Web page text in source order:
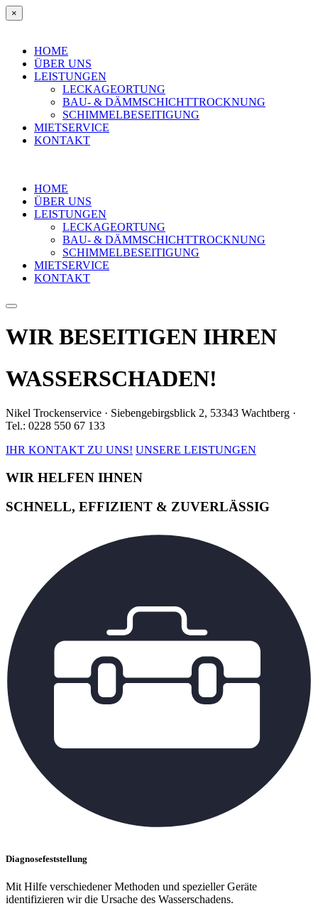
×
HOME
ÜBER UNS
LEISTUNGEN
LECKAGEORTUNG
BAU- & DÄMMSCHICHTTROCKNUNG
SCHIMMELBESEITIGUNG
MIETSERVICE
KONTAKT
HOME
ÜBER UNS
LEISTUNGEN
LECKAGEORTUNG
BAU- & DÄMMSCHICHTTROCKNUNG
SCHIMMELBESEITIGUNG
MIETSERVICE
KONTAKT
WIR BESEITIGEN IHREN
WASSERSCHADEN!
Nikel Trockenservice · Siebengebirgsblick 2, 53343 Wachtberg ·
Tel.: 0228 550 67 133
IHR KONTAKT ZU UNS! UNSERE LEISTUNGEN
WIR HELFEN IHNEN
SCHNELL, EFFIZIENT & ZUVERLÄSSIG
Diagnosefeststellung
Mit Hilfe verschiedener Methoden und spezieller Geräte
identifizieren wir die Ursache des Wasserschadens.